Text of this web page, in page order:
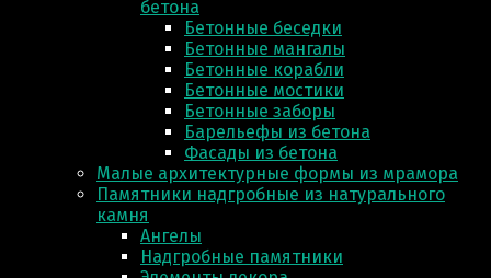
бетона
Бетонные беседки
Бетонные мангалы
Бетонные корабли
Бетонные мостики
Бетонные заборы
Барельефы из бетона
Фасады из бетона
Малые архитектурные формы из мрамора
Памятники надгробные из натурального
камня
Ангелы
Надгробные памятники